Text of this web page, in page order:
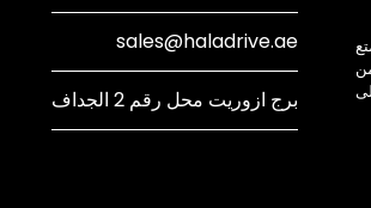
sales@haladrive.ae
برج ازوريت محل رقم 2 الجداف